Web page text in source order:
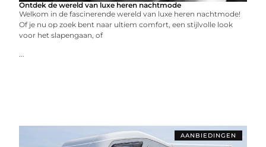
Ontdek de wereld van luxe heren nachtmode
Welkom in de fascinerende wereld van luxe heren nachtmode!
Of je nu op zoek bent naar ultiem comfort, een stijlvolle look
voor het slapengaan, of
...
AANBIEDINGEN